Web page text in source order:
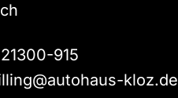
21300-915
kloz.de